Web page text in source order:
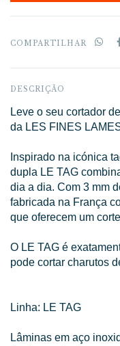
COMPARTILHAR
DESCRIÇÃO
Leve o seu cortador
da LES FINES
Inspirado na icónica
dupla LE TAG
dia a dia. Com 3 mm
fabricada na França
que oferecem um
O LE TAG é
pode cortar charutos
Linha: LE TAG
Lâminas em aço